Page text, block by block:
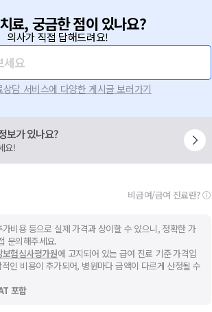
료, 궁금한 점이 있나요?
의사가 직접 답해드려요!
세요
상담 서비스에 다양한 게시글 보러가기
보가 있나요?
요!
비급여/급여 진료란?
비용 등으로 실제 가격과 상이할 수 있으니, 정확한 가
문의해주세요.
보험심사평가원에 고지되어 있는 급여 진료 기준 가격입
인 비용이 추가되어, 병원마다 금액이 다르게 산정될 수
포함